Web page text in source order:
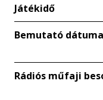
Játékidő
Bemutató dátuma
Rádiós műfaji